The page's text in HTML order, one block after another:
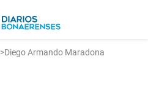
>Diego Armando Maradona